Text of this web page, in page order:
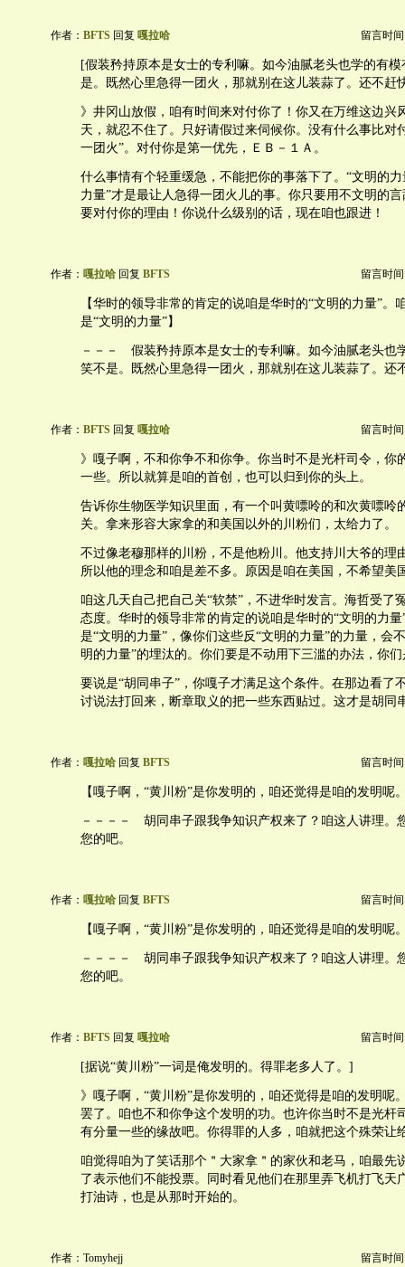
作者： BFTS 回复 嘎拉哈 留言时间
[假装矜持原本是女士的专利嘛。如今油腻老头也学的有
是。既然心里急得一团火，那就别在这儿装蒜了。还不赶
》井冈山放假，咱有时间来对付你了！你又在万维这边兴
天，就忍不住了。只好请假过来伺候你。没有什么事比对
一团火”。对付你是第一优先，ＥＢ－１Ａ。
什么事情有个轻重缓急，不能把你的事落下了。“文明的力
力量”才是最让人急得一团火儿的事。你只要用不文明的
要对付你的理由！你说什么级别的话，现在咱也跟进！
作者： 嘎拉哈 回复 BFTS 留言时间
【华时的领导非常的肯定的说咱是华时的“文明的力量”。
是“文明的力量”】
－－－ 假装矜持原本是女士的专利嘛。如今油腻老头也
笑不是。既然心里急得一团火，那就别在这儿装蒜了。还
作者： BFTS 回复 嘎拉哈 留言时间
》嘎子啊，不和你争不和你争。你当时不是光杆司令，你
一些。所以就算是咱的首创，也可以归到你的头上。
告诉你生物医学知识里面，有一个叫黄嘌呤的和次黄嘌呤
关。拿来形容大家拿的和美国以外的川粉们，太给力了。
不过像老穆那样的川粉，不是他粉川。他支持川大爷的理
所以他的理念和咱是差不多。原因是咱在美国，不希望美
咱这几天自己把自己关“软禁”，不进华时发言。海哲受了
态度。华时的领导非常的肯定的说咱是华时的“文明的力
是“文明的力量”，像你们这些反“文明的力量”的力量，会
明的力量”的埋汰的。你们要是不动用下三滥的办法，你
要说是“胡同串子”，你嘎子才满足这个条件。在那边看了
讨说法打回来，断章取义的把一些东西贴过。这才是胡同
作者： 嘎拉哈 回复 BFTS 留言时间
【嘎子啊，“黄川粉”是你发明的，咱还觉得是咱的发明呢
－－－－ 胡同串子跟我争知识产权来了？咱这人讲理。
您的吧。
作者： 嘎拉哈 回复 BFTS 留言时间
【嘎子啊，“黄川粉”是你发明的，咱还觉得是咱的发明呢
－－－－ 胡同串子跟我争知识产权来了？咱这人讲理。
您的吧。
作者： BFTS 回复 嘎拉哈 留言时间
[据说“黄川粉”一词是俺发明的。得罪老多人了。]
》嘎子啊，“黄川粉”是你发明的，咱还觉得是咱的发明呢
罢了。咱也不和你争这个发明的功。也许你当时不是光杆
有分量一些的缘故吧。你得罪的人多，咱就把这个殊荣让
咱觉得咱为了笑话那个＂大家拿＂的家伙和老马，咱最先
了表示他们不能投票。同时看见他们在那里弄飞机打飞天
打油诗，也是从那时开始的。
作者：Tomyhejj 留言时间